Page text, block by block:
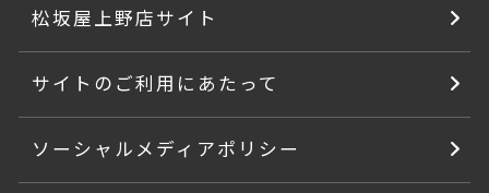
松坂屋上野店サイト
サイトのご利用にあたって
ソーシャルメディアポリシー